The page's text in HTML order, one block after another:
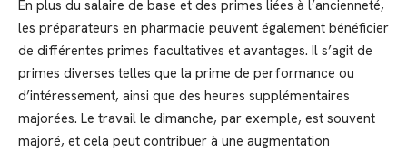
En plus du salaire de base et des primes liées à l’ancienneté,
les préparateurs en pharmacie peuvent également bénéficier
de différentes primes facultatives et avantages. Il s’agit de
primes diverses telles que la prime de performance ou
d’intéressement, ainsi que des heures supplémentaires
majorées. Le travail le dimanche, par exemple, est souvent
majoré, et cela peut contribuer à une augmentation